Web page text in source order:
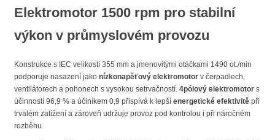
Elektromotor 1500 rpm pro stabilní
výkon v průmyslovém provozu
Konstrukce s IEC velikostí 355 mm a jmenovitými otáčkami 1490 ot./min
podporuje nasazení jako nízkonapěťový elektromotor v čerpadlech,
ventilátorech a pohonech s vysokou setrvačností. 4pólový elektromotor s
účinností 96,9 % a účiníkem 0,9 přispívá k lepší energetické efektivitě při
trvalém zatížení a zároveň udržuje provoz pod kontrolou i při náročném
rozběhu.